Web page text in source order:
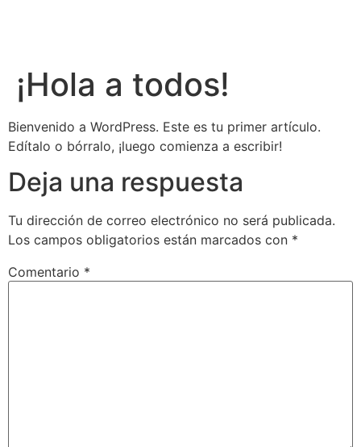
¡Hola a todos!
Bienvenido a WordPress. Este es tu primer artículo.
Edítalo o bórralo, ¡luego comienza a escribir!
Deja una respuesta
Tu dirección de correo electrónico no será publicada.
Los campos obligatorios están marcados con *
Comentario *